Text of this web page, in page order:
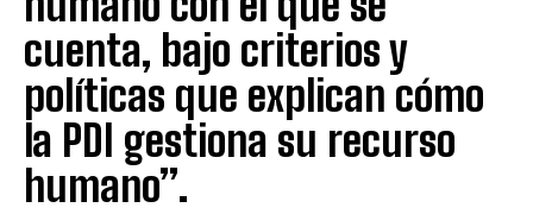
cuenta, bajo criterios y
políticas que explican cómo
la PDI gestiona su recurso
humano”.